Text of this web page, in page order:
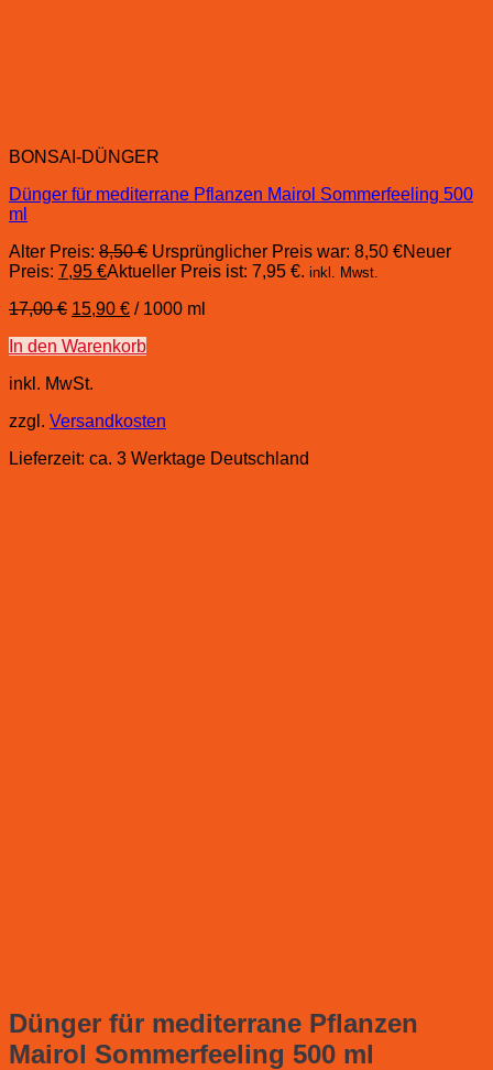
BONSAI-DÜNGER
Dünger für mediterrane Pflanzen Mairol Sommerfeeling 500
ml
Alter Preis: 8,50€ Ursprünglicher Preis war: 8,50 €Neuer
Preis: 7,95 €Aktueller Preis ist: 7,95 €. inkl. Mwst.
17,00€ 15,90 € / 1000 ml
In den Warenkorb
inkl. MwSt.
zzgl. Versandkosten
Lieferzeit: ca. 3 Werktage Deutschland
Dünger für mediterrane Pflanzen
Mairol Sommerfeeling 500 ml